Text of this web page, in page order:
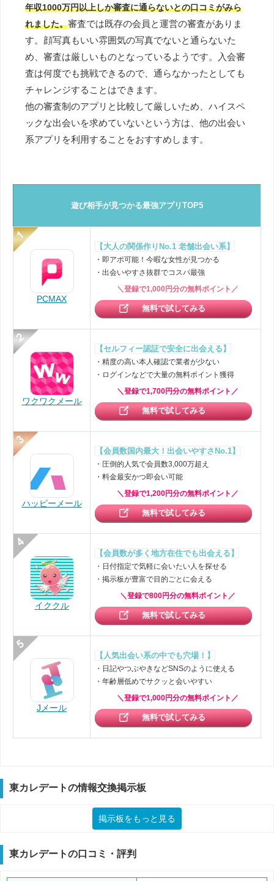
年収1000万円以上しか審査に通らないとの口コミがみら
れました。審査では既存の会員と運営の審査がありま
す。顔写真もいい雰囲気の写真でないと通らないた
め、審査は厳しいものとなっているようです。入会審
査は何度でも挑戦できるので、通らなかったとしても
チャレンジすることはできます。
他の審査制のアプリと比較して厳しいため、ハイスペ
ックな出会いを求めていないという方は、他の出会い
系アプリを利用することをおすすめします。
遊び相手が見つかる最強アプリTOP5
PCMAX
【大人の関係作りNo.1 老舗出会い系】
・即アポ可能！今暇な女性が見つかる
・出会いやすさ抜群でコスパ最強
＼登録で1,000円分の無料ポイント／
無料で試してみる
ワクワクメール
【セルフィー認証で安全に出会える】
・精度の高い本人確認で業者が少ない
・ログインなどで大量の無料ポイント獲得
＼登録で1,700円分の無料ポイント／
無料で試してみる
ハッピーメール
【会員数国内最大！出会いやすさNo.1】
・圧倒的人気で会員数3,000万超え
・料金最安かつ即会い可能
＼登録で1,200円分の無料ポイント／
無料で試してみる
イククル
【会員数が多く地方在住でも出会える】
・日付指定で気軽に会いたい人を探せる
・掲示板が豊富で目的ごとに会える
＼登録で800円分の無料ポイント／
無料で試してみる
Jメール
【人気出会い系の中でも穴場！】
・日記やつぶやきなどSNSのように使える
・年齢層低めでサクッと会いやすい
＼登録で1,000円分の無料ポイント／
無料で試してみる
東カレデートの情報交換掲示板
掲示板をもっと見る
東カレデートの口コミ・評判